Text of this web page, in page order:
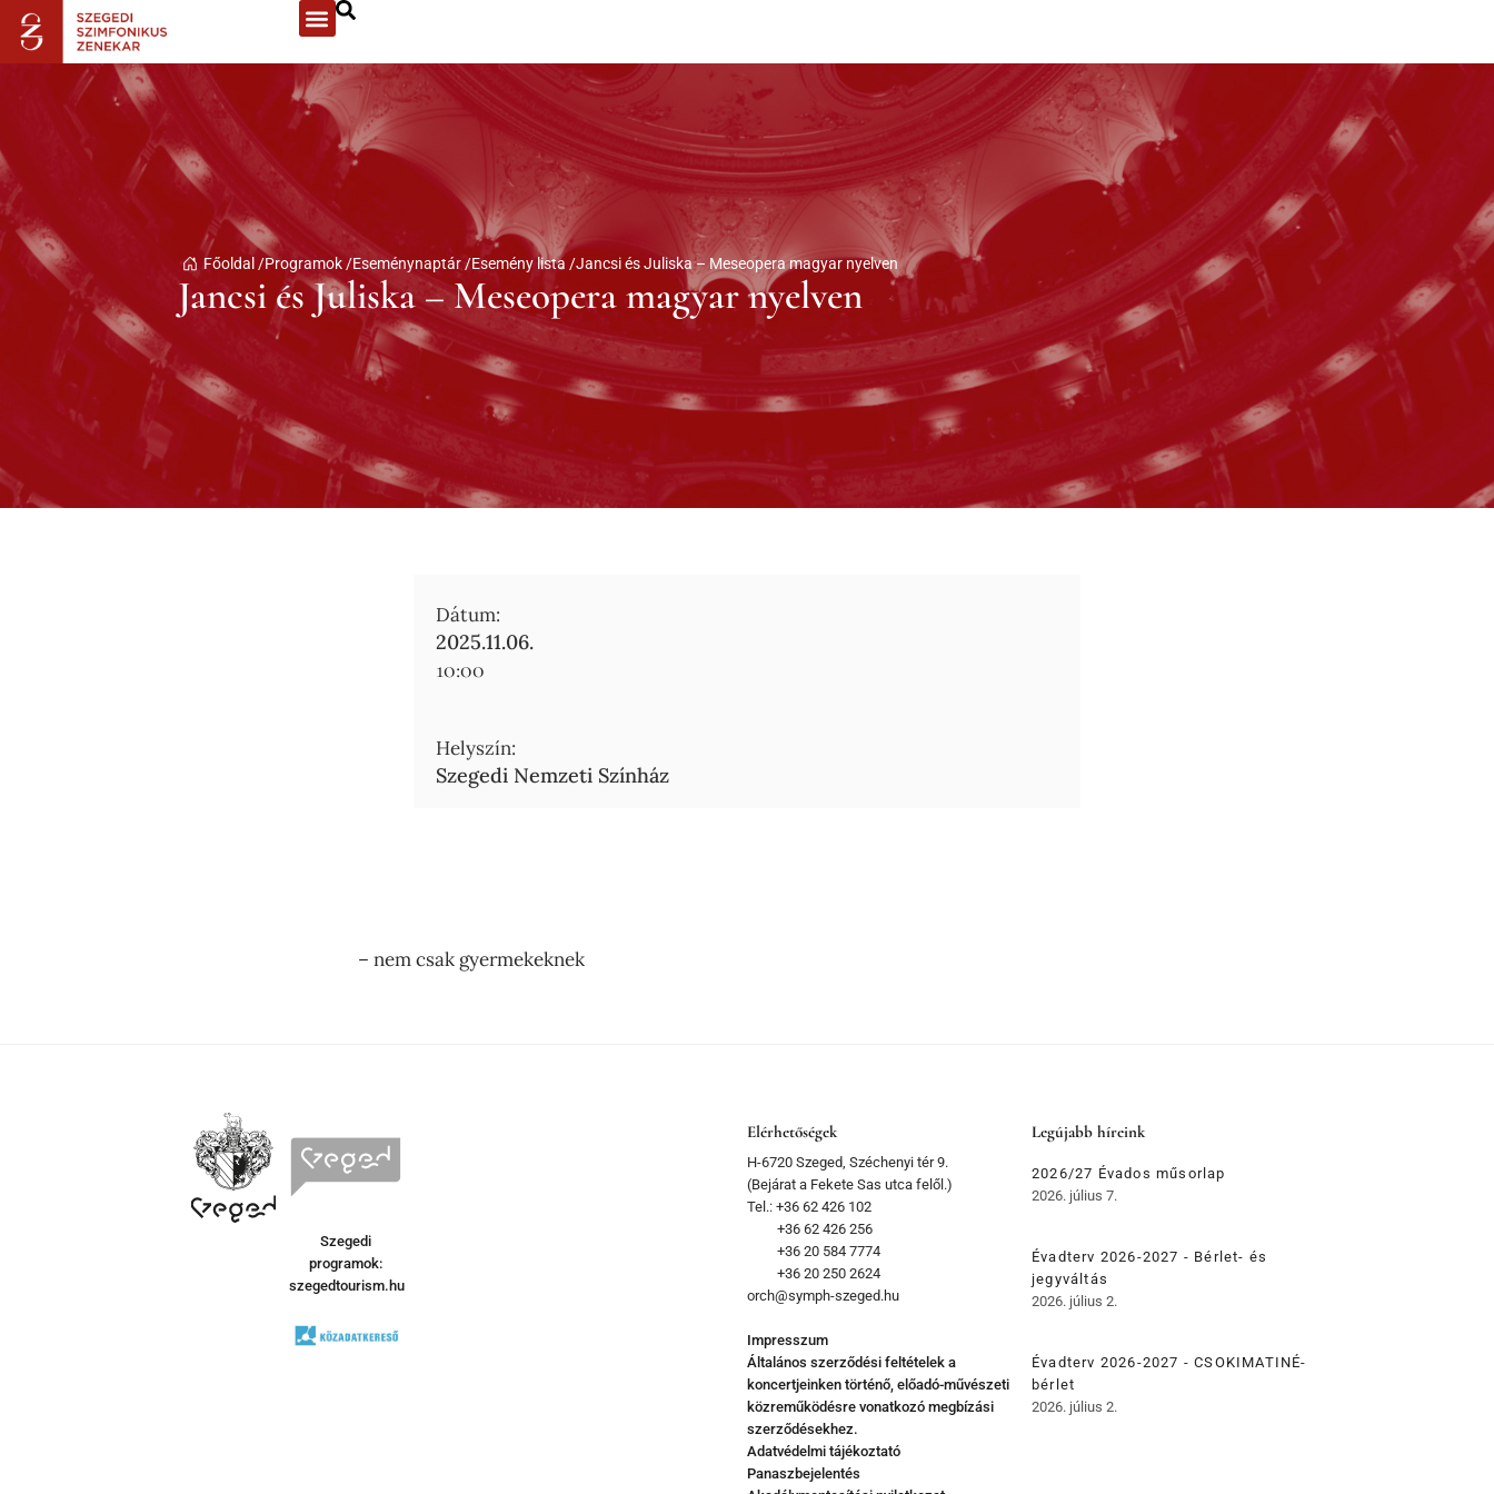
Főoldal /Programok /Eseménynaptár /Esemény lista /Jancsi és Juliska – Meseopera magyar nyelven
Jancsi és Juliska – Meseopera magyar nyelven
Dátum:
2025.11.06.
10:00
Helyszín:
Szegedi Nemzeti Színház
– nem csak gyermekeknek
Szegedi
programok:
szegedtourism.hu
Elérhetőségek
H-6720 Szeged, Széchenyi tér 9.
(Bejárat a Fekete Sas utca felől.)
Tel.: +36 62 426 102
+36 62 426 256
+36 20 584 7774
+36 20 250 2624
orch@symph-szeged.hu
Impresszum
Általános szerződési feltételek a
koncertjeinken történő, előadó-művészeti
közreműködésre vonatkozó megbízási
szerződésekhez.
Adatvédelmi tájékoztató
Panaszbejelentés
Legújabb híreink
2026/27 Évados műsorlap
2026. július 7.
Évadterv 2026-2027 - Bérlet- és
jegyváltás
2026. július 2.
Évadterv 2026-2027 - CSOKIMATINÉ-
bérlet
2026. július 2.